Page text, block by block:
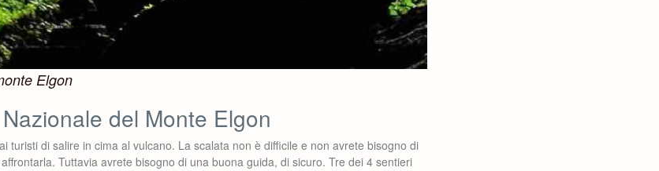
Elgon
del Monte Elgon
turisti di salire in cima al vulcano. La scalata non è difficile e non avrete bisogno di
Tuttavia avrete bisogno di una buona guida, di sicuro. Tre dei 4 sentieri